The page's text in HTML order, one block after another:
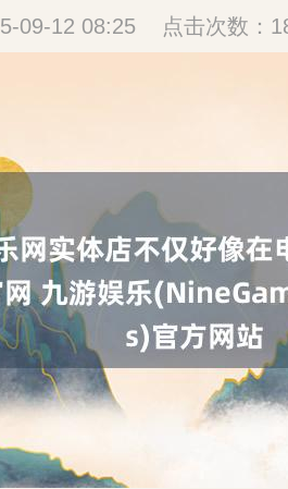
09-12 08:25 点击次数：